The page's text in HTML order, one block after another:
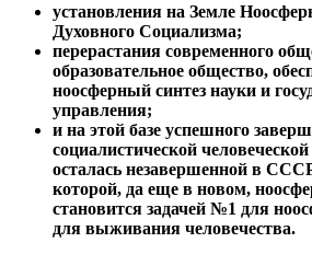
установления на Земле
Духовного Социализма;
перерастания современного
образовательное общество,
ноосферный синтез науки и
управления;
и на этой базе успешного
социалистической
осталась незавершенной в
которой, да еще в новом,
становится задачей №1 для
для выживания человечества.